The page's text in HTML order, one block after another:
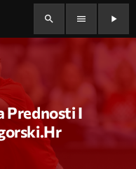
search menu play_arrow
Prednosti I